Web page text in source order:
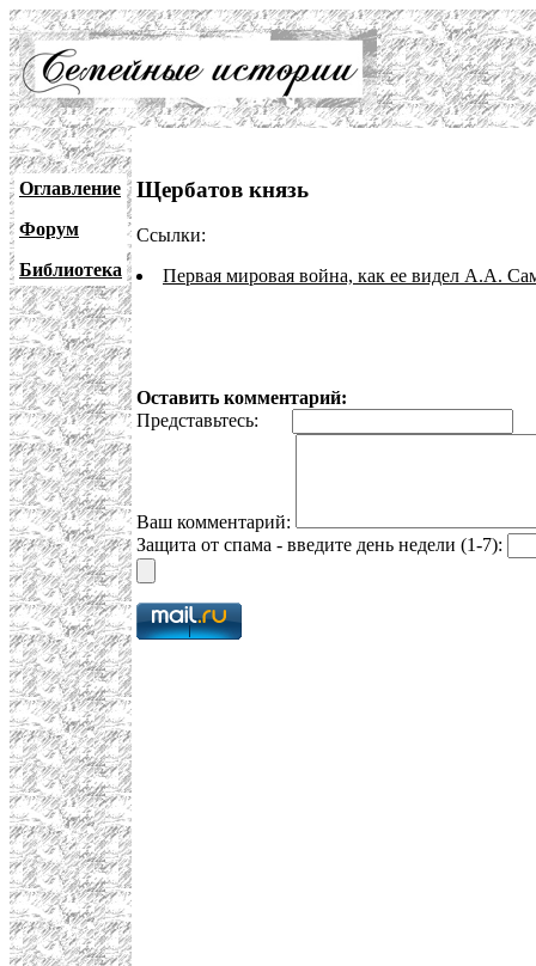
Оглавление
Форум
Библиотека
Щербатов князь
Ссылки:
Первая мировая война, как ее видел А.А.
Оставить комментарий:
Представьтесь:
Ваш комментарий:
Защита от спама - введите день недели (1-7):